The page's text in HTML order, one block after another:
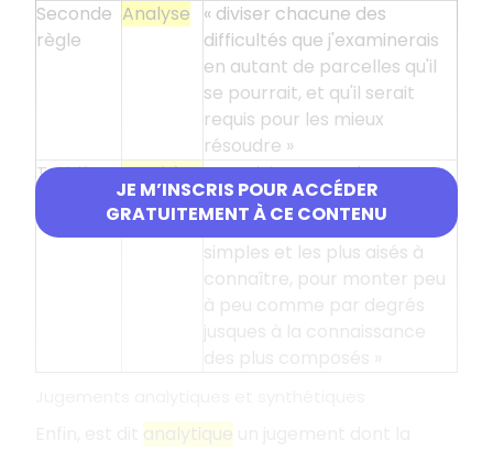
JE M’INSCRIS POUR ACCÉDER
GRATUITEMENT À CE CONTENU
Seconde
règle
Analyse
« diviser chacune des
difficultés que j'examinerais
en autant de parcelles qu'il
se pourrait, et qu'il serait
requis pour les mieux
résoudre »
TroisièmeSynthèse« conduire par ordre mes
pensées, en commençant
par les objets les plus
simples et les plus aisés à
connaître, pour monter peu
à peu comme par degrés